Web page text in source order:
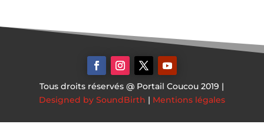
Tous droits réservés @ Portail Coucou 2019 |
Designed by SoundBirth | Mentions légales